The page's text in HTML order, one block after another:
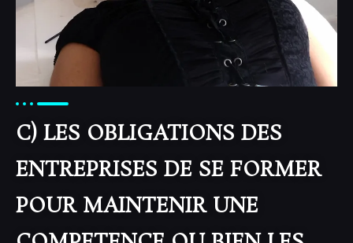
C) LES OBLIGATIONS DES
ENTREPRISES DE SE FORMER
POUR MAINTENIR UNE